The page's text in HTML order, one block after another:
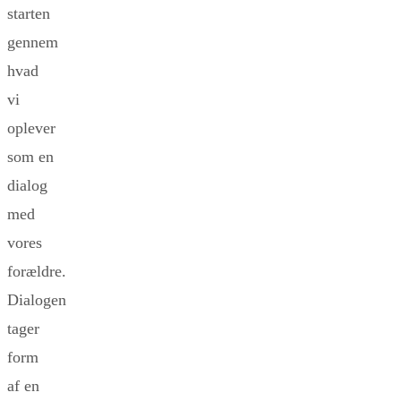
starten
gennem
hvad
vi
oplever
som en
dialog
med
vores
forældre.
Dialogen
tager
form
af en